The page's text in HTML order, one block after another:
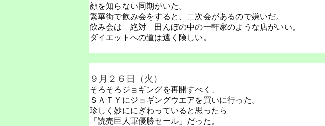
顔を知らない同期がいた。
繁華街で飲み会をすると、二次会があるので嫌いだ。
飲み会は 絶対 田んぼの中の一軒家のような店がいい。
ダイエットへの道は遠く険しい。
９月２６日（火）
そろそろジョギングを再開すべく、
ＳＡＴＹにジョギングウエアを買いに行った。
珍しく妙ににぎわっていると思ったら
「読売巨人軍優勝セール」だった。